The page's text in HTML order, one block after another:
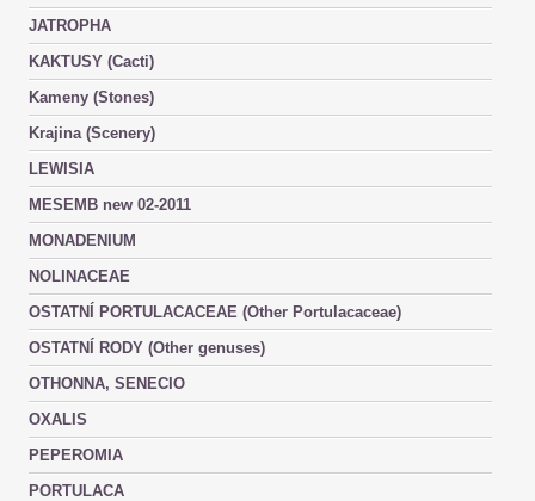
JATROPHA
KAKTUSY (Cacti)
Kameny (Stones)
Krajina (Scenery)
LEWISIA
MESEMB new 02-2011
MONADENIUM
NOLINACEAE
OSTATNÍ PORTULACACEAE (Other Portulacaceae)
OSTATNÍ RODY (Other genuses)
OTHONNA, SENECIO
OXALIS
PEPEROMIA
PORTULACA